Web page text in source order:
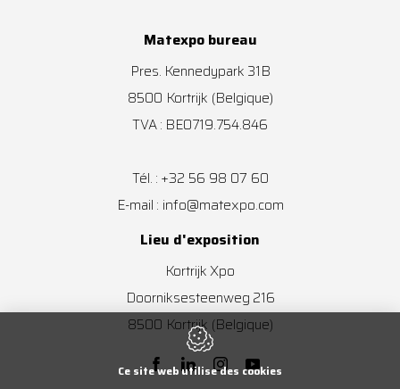
Matexpo bureau
Pres. Kennedypark 31B
8500 Kortrijk (Belgique)
TVA : BE0719.754.846
Tél. : +32 56 98 07 60
E-mail : info@matexpo.com
Lieu d'exposition
Kortrijk Xpo
Doorniksesteenweg 216
8500 Kortrijk (Belgique)
Ce site web utilise des cookies